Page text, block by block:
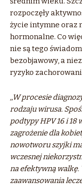
rozpoczęły
życie intymne oraz
hormonalne. Co
nie są tego
bezobjawowy, a
ryzyko
,,W procesie
rodzaju wirusa.
podtypy HPV 16 i 18
zagrożenie dla
nowotworu szyjki
wczesnej
na efektywną
zaawansowania